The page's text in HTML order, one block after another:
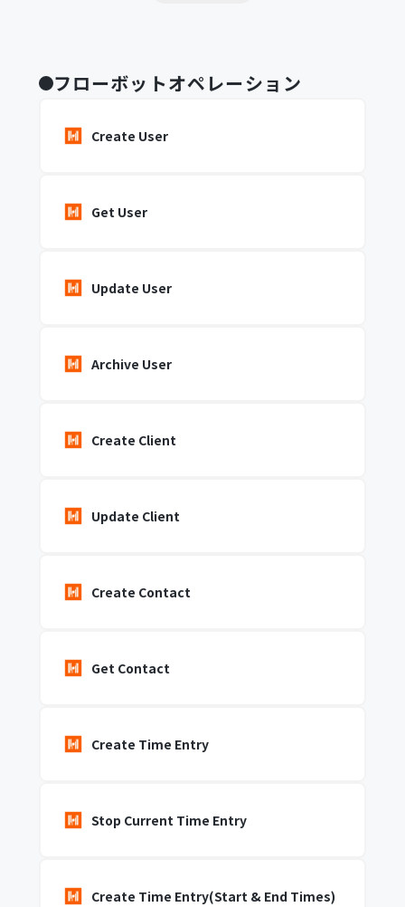
フローボットオペレーション
Create User
Get User
Update User
Archive User
Create Client
Update Client
Create Contact
Get Contact
Create Time Entry
Stop Current Time Entry
Create Time Entry(Start & End Times)